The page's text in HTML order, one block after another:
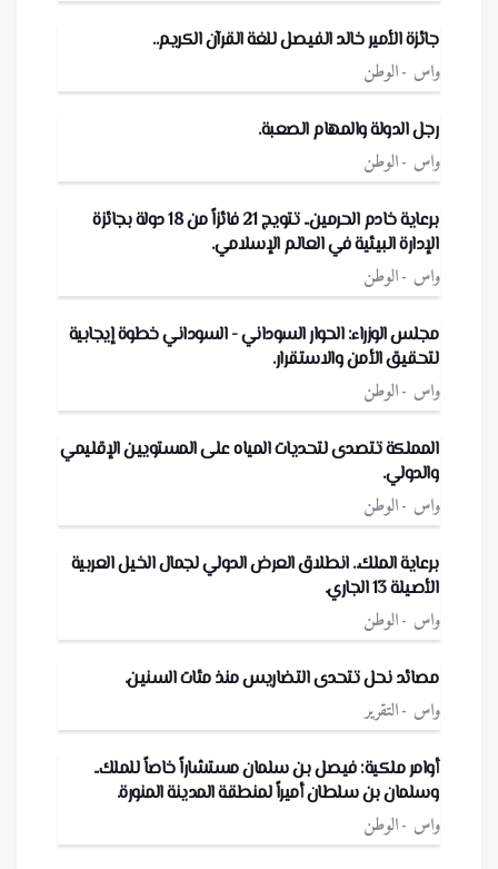
جائزة الأمير خالد الفيصل للغة القرآن الكريم..
واس الوطن
رجل الدولة والمهام الصعبة.
واس الوطن
برعاية خادم الحرمين.. تتويج 21 فائزاً من 18 دولة بجائزة
الإدارة البيئية في العالم الإسلامي.
واس الوطن
مجلس الوزراء: الحوار السوداني - السوداني خطوة إيجابية
لتحقيق الأمن والاستقرار.
واس الوطن
المملكة تتصدى لتحديات المياه على المستويين الإقليمي
والدولي.
واس الوطن
برعاية الملك.. انطلاق العرض الدولي لجمال الخيل العربية
الأصيلة 13 الجاري.
واس الوطن
مصائد نحل تتحدى التضاريس منذ مئات السنين.
واس التقرير
أوامر ملكية: فيصل بن سلمان مستشاراً خاصاً للملك..
وسلمان بن سلطان أميراً لمنطقة المدينة المنورة.
واس الوطن